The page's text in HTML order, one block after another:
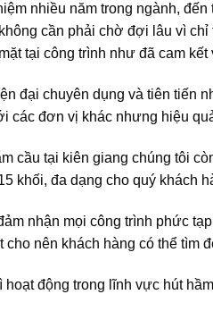
nhiều năm trong ngành,
cần phải chờ đợi lâu vì chỉ
tại công trình như đã cam
đại chuyên dụng và tiên tiến
các đơn vị khác nhưng hiệu
cầu tại kiên giang chúng tôi
khối, đa dạng cho quý khách
nhận mọi công trình phức
cho nên khách hàng có thể tìm
động trong lĩnh vực hút